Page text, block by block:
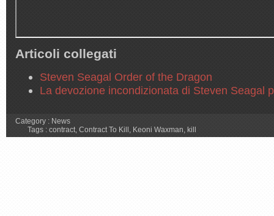
Articoli collegati
Steven Seagal Order of the Dragon
La devozione incondizionata di Steven Seagal
Category : News
Tags : contract, Contract To Kill , Keoni Waxman, kill